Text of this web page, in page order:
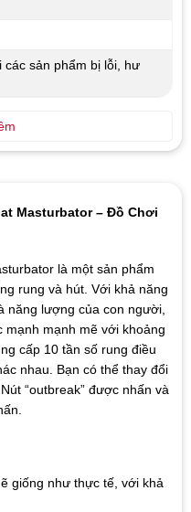
Masturbator – Đồ Chơi
là một sản phẩm
rung và hút. Với khả năng
năng lượng của con người,
mạnh mẽ với khoảng
cấp 10 tần số rung điều
nhau. Bạn có thể thay đổi
“outbreak” được nhấn và
giống như thực tế, với khả
các sản phẩm bị lỗi, hư